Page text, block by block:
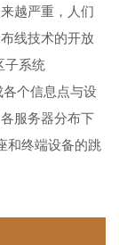
越严重，人们
线技术的开放
子系统
个信息点与设
服务器分布下
和终端设备的跳